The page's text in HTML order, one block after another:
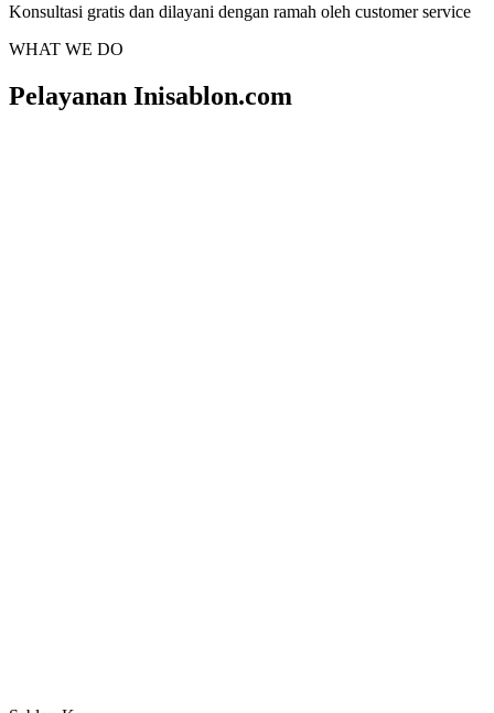
Konsultasi gratis dan dilayani dengan ramah oleh customer service
WHAT WE DO
Pelayanan Inisablon.com